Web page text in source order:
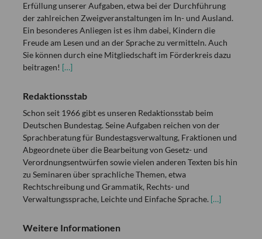
Erfüllung unserer Aufgaben, etwa bei der Durchführung
der zahlreichen Zweigveranstaltungen im In- und Ausland.
Ein besonderes Anliegen ist es ihm dabei, Kindern die
Freude am Lesen und an der Sprache zu vermitteln. Auch
Sie können durch eine Mitgliedschaft im Förderkreis dazu
beitragen! […]
Redaktionsstab
Schon seit 1966 gibt es unseren Redaktionsstab beim
Deutschen Bundestag. Seine Aufgaben reichen von der
Sprachberatung für Bundestagsverwaltung, Fraktionen und
Abgeordnete über die Bearbeitung von Gesetz- und
Verordnungsentwürfen sowie vielen anderen Texten bis hin
zu Seminaren über sprachliche Themen, etwa
Rechtschreibung und Grammatik, Rechts- und
Verwaltungssprache, Leichte und Einfache Sprache. […]
Weitere Informationen